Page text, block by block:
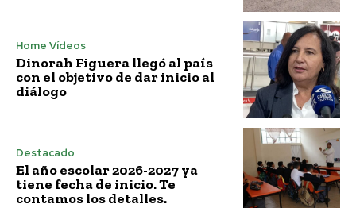
Home Vídeos
Dinorah Figuera llegó al país
con el objetivo de dar inicio al
diálogo
Destacado
El año escolar 2026-2027 ya
tiene fecha de inicio. Te
contamos los detalles.